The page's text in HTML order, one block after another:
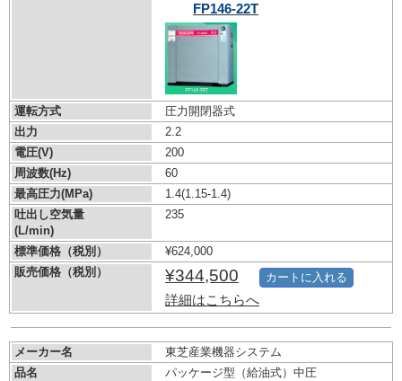
FP146-22T
運転方式
圧力開閉器式
出力
2.2
電圧(V)
200
周波数(Hz)
60
最高圧力(MPa)
1.4(1.15-1.4)
吐出し空気量
(L/min)
235
標準価格（税別）
¥624,000
販売価格（税別）
¥344,500
詳細はこちらへ
カートに入れる
メーカー名
東芝産業機器システム
品名
パッケージ型（給油式）中圧